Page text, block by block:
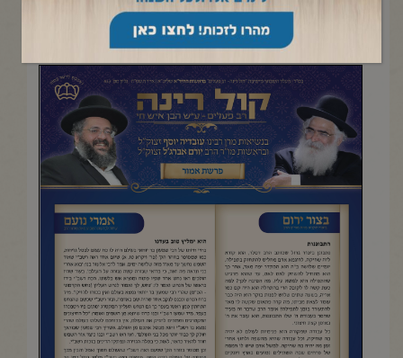
העלון השבועי מישיבת "קול רינה- רב פעלים" |אייר תשפ"ה
להדפסה והורדה בקובץ pdf לחץ כאן>